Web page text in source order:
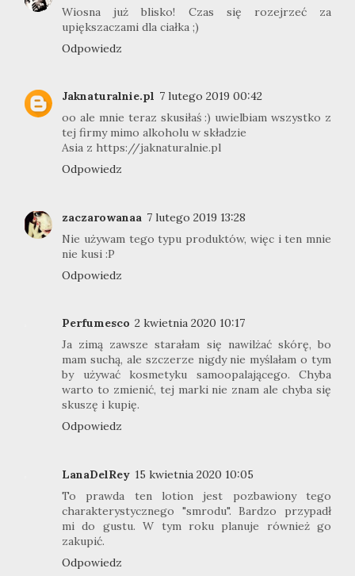
Wiosna już blisko! Czas się rozejrzeć za
upiększaczami dla ciałka ;)
Odpowiedz
Jaknaturalnie.pl 7 lutego 2019 00:42
oo ale mnie teraz skusiłaś :) uwielbiam wszystko z
tej firmy mimo alkoholu w składzie
Asia z https://jaknaturalnie.pl
Odpowiedz
zaczarowanaa 7 lutego 2019 13:28
Nie używam tego typu produktów, więc i ten mnie
nie kusi :P
Odpowiedz
Perfumesco 2 kwietnia 2020 10:17
Ja zimą zawsze starałam się nawilżać skórę, bo
mam suchą, ale szczerze nigdy nie myślałam o tym
by używać kosmetyku samoopalającego. Chyba
warto to zmienić, tej marki nie znam ale chyba się
skuszę i kupię.
Odpowiedz
LanaDelRey 15 kwietnia 2020 10:05
To prawda ten lotion jest pozbawiony tego
charakterystycznego "smrodu". Bardzo przypadł
mi do gustu. W tym roku planuje również go
zakupić.
Odpowiedz